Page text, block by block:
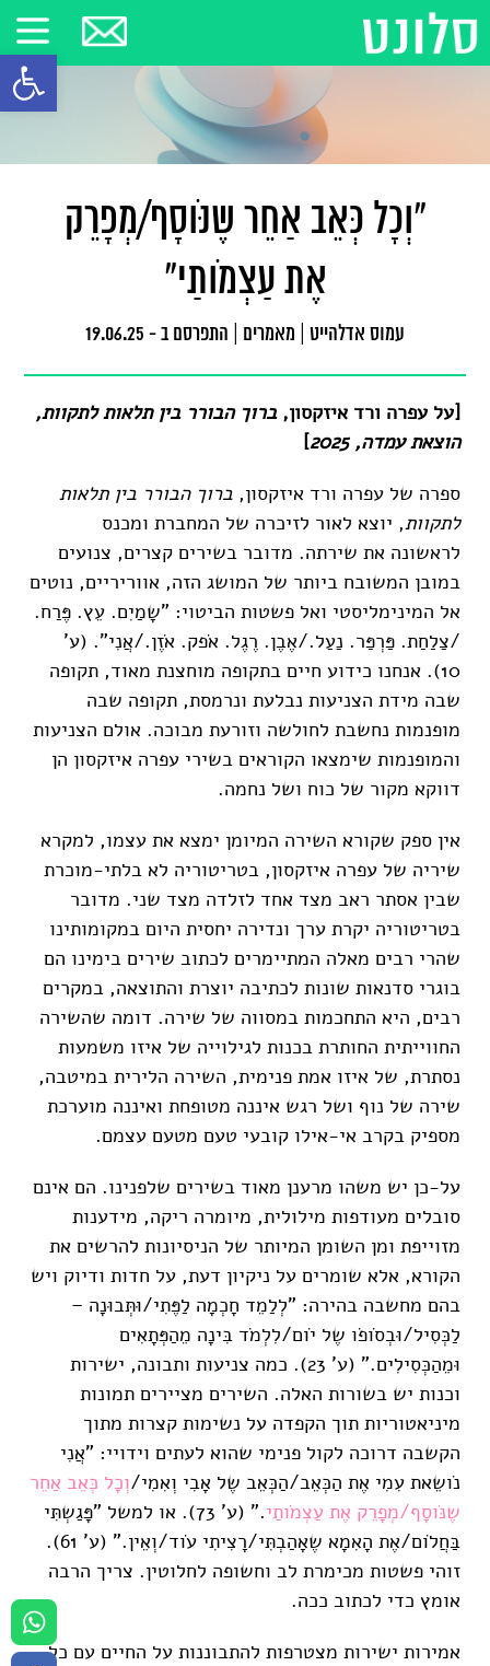
פתח
"וְכָל כְּאֵב אַחֵר שֶנֹּוסָף/מְפָרֵק
אֶת עַצְמֹותַי"
עמוס אדלהייט מאמרים התפרסם ב - 19.06.25
[על עפרה ורד איזקסון,ברוך הבורר בין תלאות לתקוות,
הוצאת עמדה, 2025
]
ספרה של עפרה ורד איזקסון, ברוך הבורר בין תלאות
לתקוות, יוצא לאור לזיכרה של המחברת ומכנס
לראשונה את שירתה. מדובר בשירים קצרים, צנועים
במובן המשובח ביותר של המושג הזה, אווריריים, נוטים
אל המינימליסטי ואל פשטות הביטוי: "שָמַיִם. עֵץ. פֶּרַח.
/צַלַחַת. פַּרְפַּר. נַעַל./אֶבֶן. רֶגֶל. אֹפק. אֹזֶן./אֲנִי". (ע'
10). אנחנו כידוע חיים בתקופה מוחצנת מאוד, תקופה
שבה מידת הצניעות נבלעת ונרמסת, תקופה שבה
מופנמות נחשבת לחולשה וזורעת מבוכה. אולם הצניעות
והמופנמות שימצאו הקוראים בשירי עפרה איזקסון הן
דווקא מקור של כוח ושל נחמה.
אין ספק שקורא השירה המיומן ימצא את עצמו, למקרא
שיריה של עפרה איזקסון, בטריטוריה לא בלתי-מוכרת
שבין אסתר ראב מצד אחד לזלדה מצד שני. מדובר
בטריטוריה יקרת ערך ונדירה יחסית היום במקומותינו
שהרי רבים מאלה המתיימרים לכתוב שירים בימינו הם
בוגרי סדנאות שונות לכתיבה יוצרת והתוצאה, במקרים
רבים, היא התחכמות במסווה של שירה. דומה שהשירה
החווייתית החותרת בכנות לגילוייה של איזו משמעות
נסתרת, של איזו אמת פנימית, השירה הלירית במיטבה,
שירה של נוף ושל רגש איננה מטופחת ואיננה מוערכת
מספיק בקרב אי-אילו קובעי טעם מטעם עצמם.
על-כן יש משהו מרענן מאוד בשירים שלפנינו. הם אינם
סובלים מעודפות מילולית, מיומרה ריקה, מידענות
מזוייפת ומן השומן המיותר של הניסיונות להרשים את
הקורא, אלא שומרים על ניקיון דעת, על חדות ודיוק ויש
בהם מחשבה בהירה: "לְלַמֵד חָכְמָה לַפֶּתִי/וּתְּבוּנָה –
לַכְּסִיל/וּבְסֹופֹו שֶל יֹום/לִלְמֹד בִּינָה מֵהַפְּּתָאִים
וּמֵהַכְּסִילִים." (ע' 23). כמה צניעות ותבונה, ישירות
וכנות יש בשורות האלה. השירים מציירים תמונות
מיניאטוריות תוך הקפדה על נשימות קצרות מתוך
הקשבה דרוכה לקול פנימי שהוא לעתים וידויי: "אֲנִי
נֹושֵאת עִמִי אֶת הַכְּאֵב/הַכְּאֵב שֶל אָבִי וְאִמִי/וְכָל כְּאֵב אַחֵר
שֶנֹּוסָף/מְפָרֵק אֶת עַצְמֹותַי
." (ע' 73). או למשל "פָּגַשְתִּי
בַּחֲלֹום/אֶת הָאִמָא שֶאָהַבְתִּי/רָצִיתִי עֹוד/וְאֵין." (ע' 61).
זוהי פשטות מכימרת לב וחשופה לחלוטין. צריך הרבה
אומץ כדי לכתוב ככה.
אמירות ישירות מצטרפות להתבוננות על החיים עם כל